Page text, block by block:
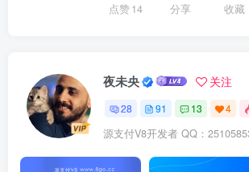
点赞14 分享 收藏
夜未央 关注
28 91 13 4
源支付V8开发者 QQ：